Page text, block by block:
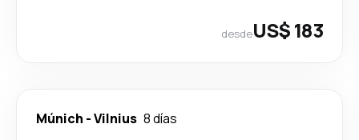
desdeUS$ 183
Múnich -Vilnius 8 días